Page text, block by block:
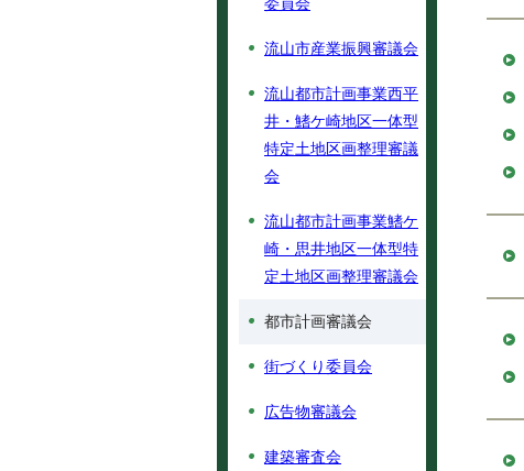
流山市産業振興審議会
流山都市計画事業西平
井・鰭ケ崎地区一体型
特定土地区画整理審議
会
流山都市計画事業鰭ケ
崎・思井地区一体型特
定土地区画整理審議会
都市計画審議会
街づくり委員会
広告物審議会
建築審査会